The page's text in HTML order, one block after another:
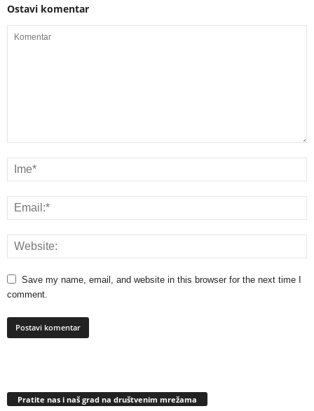
Ostavi komentar
Save my name, email, and website in this browser for the next time I
comment.
Pratite nas i naš grad na društvenim mrežama